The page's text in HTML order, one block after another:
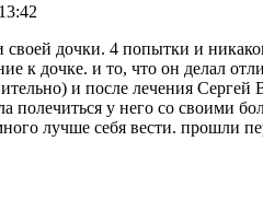
своей дочки. 4 попытки и
к дочке. и то, что он делал
и после лечения Сергей
у него со своими
лучше себя вести. прошли